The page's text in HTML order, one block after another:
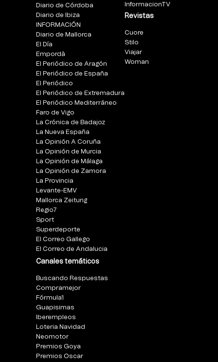
Diario de Córdoba
Diario de Ibiza
INFORMACIÓN
Diario de Mallorca
El Día
Empordà
El Periódico de Aragón
El Periódico de España
El Periódico
El Periódico de Extremadura
El Periódico Mediterráneo
Faro de Vigo
La Crónica de Badajoz
La Nueva España
La Opinión A Coruña
La Opinión de Murcia
La Opinión de Málaga
La Opinión de Zamora
La Provincia
Levante-EMV
Mallorca Zeitung
Regio7
Sport
Superdeporte
El Correo Gallego
El Correo de Andalucia
Canales temáticos
Buscando Respuestas
Compramejor
Fórmula1
Guapisimas
Iberempleos
Loteria Navidad
Neomotor
Premios Goya
Premios Oscar
InformacionTV
Revistas
Cuore
Stilo
Viajar
Woman